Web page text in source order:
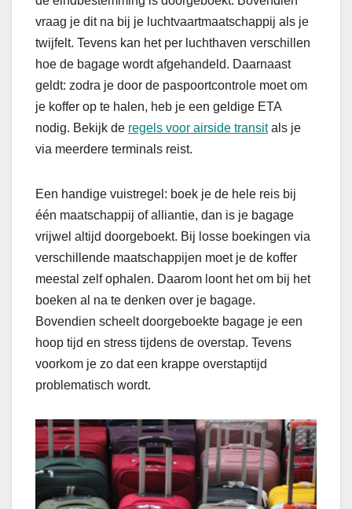
vraag je dit na bij je luchtvaartmaatschappij als je
twijfelt. Tevens kan het per luchthaven verschillen
hoe de bagage wordt afgehandeld. Daarnaast
geldt: zodra je door de paspoortcontrole moet om
je koffer op te halen, heb je een geldige ETA
nodig. Bekijk de regels voor airside transitals je
via meerdere terminals reist.
Een handige vuistregel: boek je de hele reis bij
één maatschappij of alliantie, dan is je bagage
vrijwel altijd doorgeboekt. Bij losse boekingen via
verschillende maatschappijen moet je de koffer
meestal zelf ophalen. Daarom loont het om bij het
boeken al na te denken over je bagage.
Bovendien scheelt doorgeboekte bagage je een
hoop tijd en stress tijdens de overstap. Tevens
voorkom je zo dat een krappe overstaptijd
problematisch wordt.